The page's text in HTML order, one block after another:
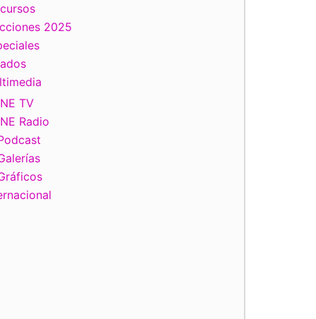
2025
TV
Radio